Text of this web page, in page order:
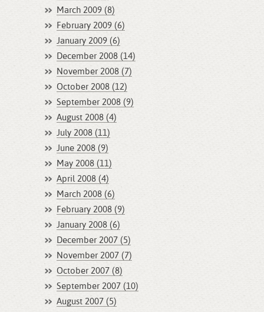
March 2009 (8)
February 2009 (6)
January 2009 (6)
December 2008 (14)
November 2008 (7)
October 2008 (12)
September 2008 (9)
August 2008 (4)
July 2008 (11)
June 2008 (9)
May 2008 (11)
April 2008 (4)
March 2008 (6)
February 2008 (9)
January 2008 (6)
December 2007 (5)
November 2007 (7)
October 2007 (8)
September 2007 (10)
August 2007 (5)